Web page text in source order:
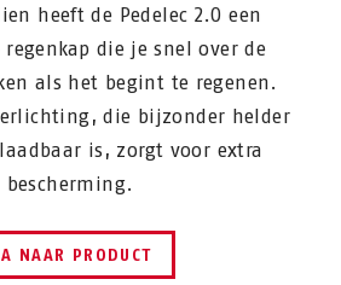
heeft de Pedelec 2.0 een
regenkap die je snel over de
als het begint te regenen.
die bijzonder helder
is, zorgt voor extra
bescherming.
NAAR PRODUCT